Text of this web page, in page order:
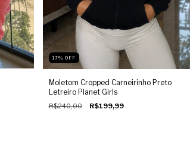
17% OFF
Moletom Cropped Carneirinho Preto
Letreiro Planet Girls
R$240,00 R$199,99